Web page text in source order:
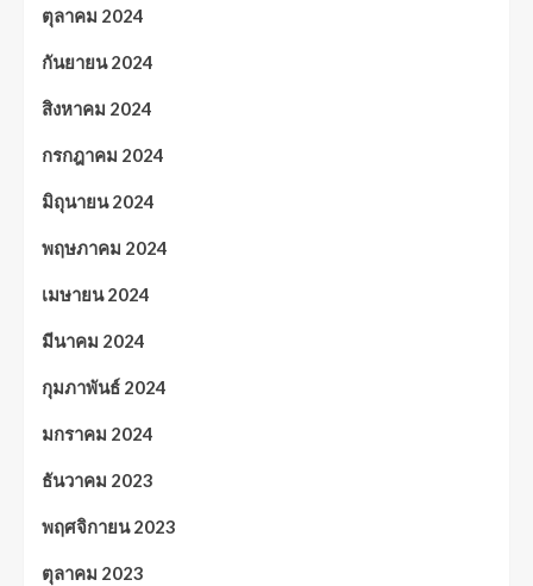
ตุลาคม 2024
กันยายน 2024
สิงหาคม 2024
กรกฎาคม 2024
มิถุนายน 2024
พฤษภาคม 2024
เมษายน 2024
มีนาคม 2024
กุมภาพันธ์ 2024
มกราคม 2024
ธันวาคม 2023
พฤศจิกายน 2023
ตุลาคม 2023